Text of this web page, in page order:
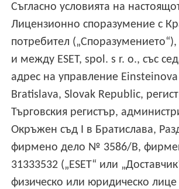
Съгласно условията на
Лицензионно споразумение с
потребител
и между ESET, spol. s r. o., със
адрес на управление
Bratislava, Slovak Republic,
Търговския регистър,
Окръжен съд I в Братислава,
фирмено дело № 3586/B,
31333532 („ESET“ или
физическо или юридическо лице